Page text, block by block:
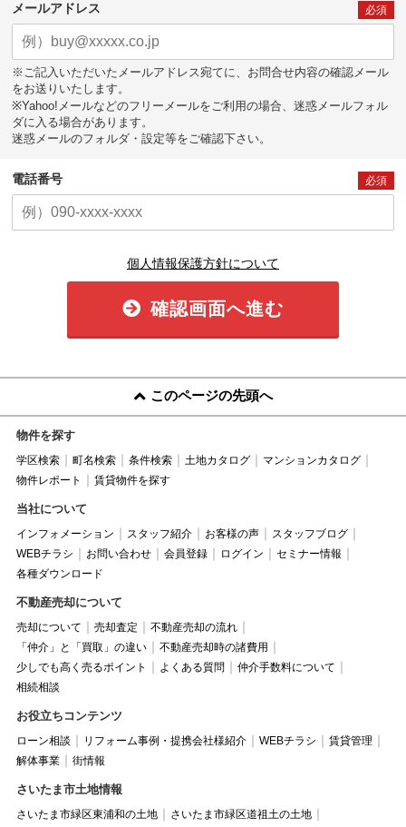
メールアドレス 必須
※ご記入いただいたメールアドレス宛てに、お問合せ内容の確認メール
をお送りいたします。
※Yahoo!メールなどのフリーメールをご利用の場合、迷惑メールフォル
ダに入る場合があります。
迷惑メールのフォルダ・設定等をご確認下さい。
電話番号 必須
個人情報保護方針について
確認画面へ進む
このページの先頭へ
物件を探す
学区検索 町名検索 条件検索 土地カタログ
マンションカタログ
物件レポート
賃貸物件を探す
当社について
インフォメーション スタッフ紹介 お客様の声
スタッフブログ
WEBチラシ
お問い合わせ 会員登録 ログイン
セミナー情報
各種ダウンロード
不動産売却について
売却について 売却査定
不動産売却の流れ
「仲介」と「買取」の違い
不動産売却時の諸費用
少しでも高く売るポイント
よくある質問
仲介手数料について
相続相談
お役立ちコンテンツ
ローン相談 リフォーム事例・提携会社様紹介 WEBチラシ
賃貸管理
解体事業
街情報
さいたま市土地情報
さいたま市緑区東浦和の土地
さいたま市緑区道祖土の土地